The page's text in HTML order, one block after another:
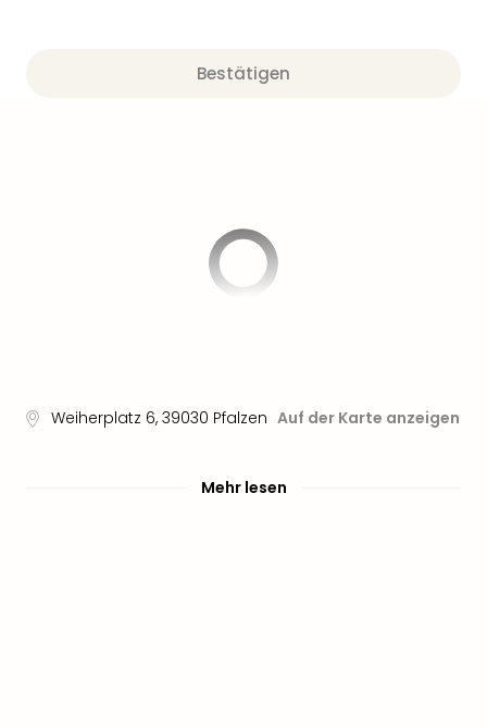
Bestätigen
Weiherplatz 6, 39030 Pfalzen Auf der Karte anzeigen
Mehr lesen